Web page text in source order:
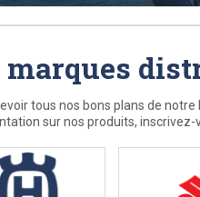
marques
tous nos bons plans de
sur nos produits, inscrivez-